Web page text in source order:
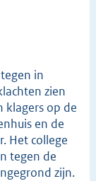
in
zien
klagers op de
en de
Het college
tegen de
zijn.